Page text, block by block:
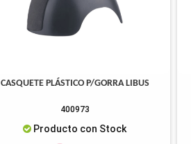
CASQUETE PLÁSTICO P/GORRA LIBUS
400973
Producto con Stock